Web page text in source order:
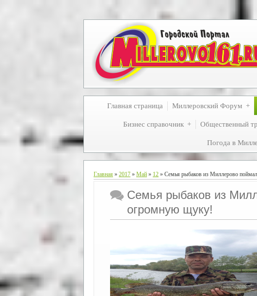
Главная страница Миллеровский Форум
Бизнес справочник Общественный
Погода в
Главная » 2017 » Май » 12 » Семья рыбаков из Миллерово
Семья рыбаков из
огромную щуку!